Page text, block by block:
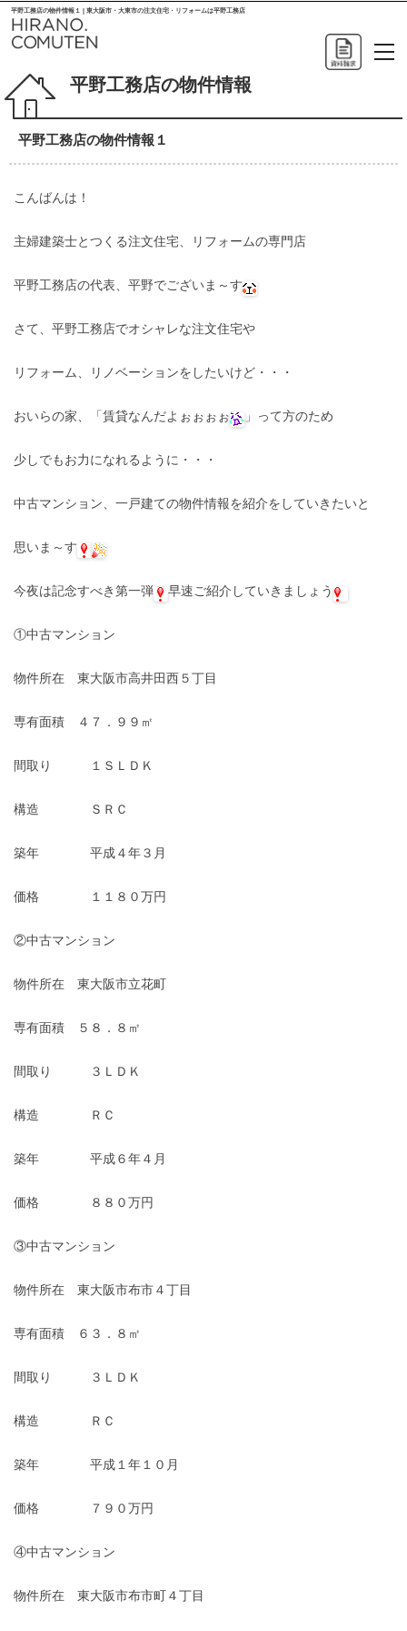
平野工務店の物件情報１ | 東大阪市・大東市の注文住宅・リフォームは平野工務店
平野工務店の物件情報
平野工務店の物件情報１
こんばんは！
主婦建築士とつくる注文住宅、リフォームの専門店
平野工務店の代表、平野でございま～す
さて、平野工務店でオシャレな注文住宅や
リフォーム、リノベーションをしたいけど・・・
おいらの家、「賃貸なんだよぉぉぉぉ 」って方のため
少しでもお力になれるように・・・
中古マンション、一戸建ての物件情報を紹介をしていきたいと
思いま～す
今夜は記念すべき第一弾 早速ご紹介していきましょう
①中古マンション
物件所在 東大阪市高井田西５丁目
専有面積 ４７．９９㎡
間取り １ＳＬＤＫ
構造 ＳＲＣ
築年 平成４年３月
価格 １１８０万円
②中古マンション
物件所在 東大阪市立花町
専有面積 ５８．８㎡
間取り ３ＬＤＫ
構造 ＲＣ
築年 平成６年４月
価格 ８８０万円
③中古マンション
物件所在 東大阪市布市４丁目
専有面積 ６３．８㎡
間取り ３ＬＤＫ
構造 ＲＣ
築年 平成１年１０月
価格 ７９０万円
④中古マンション
物件所在 東大阪市布市町４丁目